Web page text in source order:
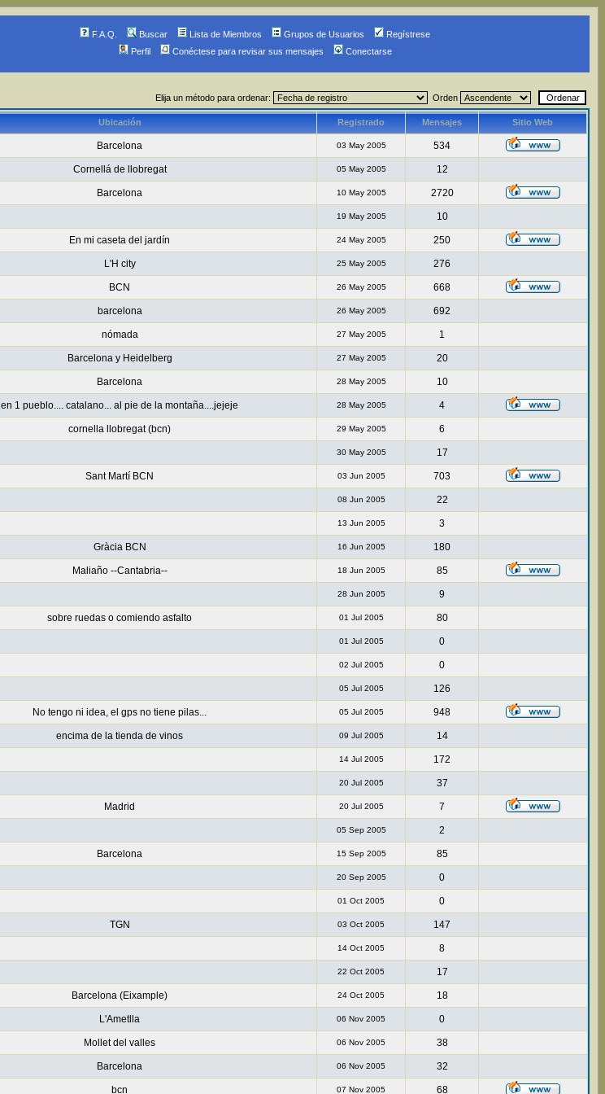
F.A.Q. Buscar Lista de Miembros Grupos de Usuarios
Regístrese
Perfil
Conéctese para revisar sus mensajes Conectarse
Elija un método para ordenar: Orden
Ubicación Registrado Mensajes Sitio Web
Barcelona 03 May 2005 534
Cornellá de llobregat 05 May 2005 12
Barcelona 10 May 2005 2720
19 May 2005 10
En mi caseta del jardín 24 May 2005 250
L'H city 25 May 2005 276
BCN 26 May 2005 668
barcelona 26 May 2005 692
nómada 27 May 2005 1
Barcelona y Heidelberg 27 May 2005 20
Barcelona 28 May 2005 10
en 1 pueblo.... catalano... al pie de la montaña....jejeje 28 May 2005 4
cornella llobregat (bcn) 29 May 2005 6
30 May 2005 17
Sant Martí BCN 03 Jun 2005 703
08 Jun 2005 22
13 Jun 2005 3
Gràcia BCN 16 Jun 2005 180
Maliaño --Cantabria-- 18 Jun 2005 85
28 Jun 2005 9
sobre ruedas o comiendo asfalto 01 Jul 2005 80
01 Jul 2005 0
02 Jul 2005 0
05 Jul 2005 126
No tengo ni idea, el gps no tiene pilas... 05 Jul 2005 948
encima de la tienda de vinos 09 Jul 2005 14
14 Jul 2005 172
20 Jul 2005 37
Madrid 20 Jul 2005 7
05 Sep 2005 2
Barcelona 15 Sep 2005 85
20 Sep 2005 0
01 Oct 2005 0
TGN 03 Oct 2005 147
14 Oct 2005 8
22 Oct 2005 17
Barcelona (Eixample) 24 Oct 2005 18
L'Ametlla 06 Nov 2005 0
Mollet del valles 06 Nov 2005 38
Barcelona 06 Nov 2005 32
bcn 07 Nov 2005 68